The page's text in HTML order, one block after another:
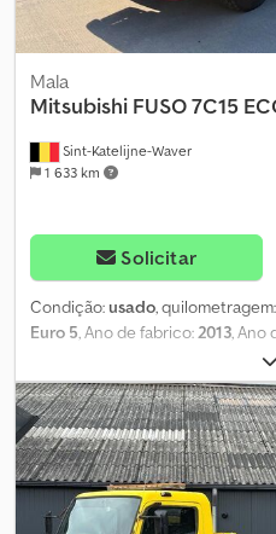
Sint-Katelijne-Waver
1 633 km
Mala
Mitsubishi FUSO 7C15
Solicitar
Condição:usado, quilometragem:
Euro 5, Ano de fabrico:2013, Ano
Ajyzhtnsa Dewa Peso bruto total: